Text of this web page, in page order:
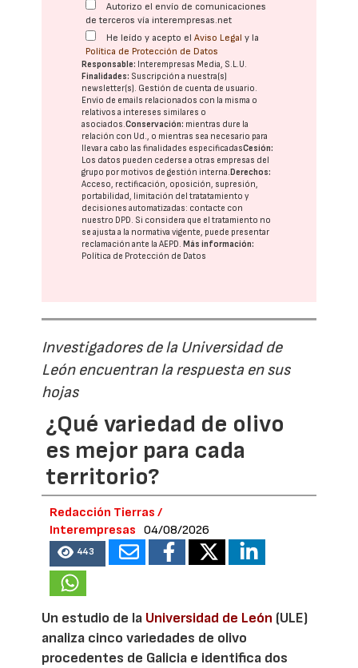
Autorizo el envío de comunicaciones
de terceros vía interempresas.net
He leído y acepto elAviso Legal y la
Política de Protección de Datos
Responsable: Interempresas Media, S.L.U.
Finalidades: Suscripción a nuestra(s)
newsletter(s). Gestión de cuenta de usuario.
Envío de emails relacionados con la misma o
relativos a intereses similares o
asociados.Conservación: mientras dure la
relación con Ud., o mientras sea necesario para
llevar a cabo las finalidades especificadasCesión:
Los datos pueden cederse a otras empresas del
grupo por motivos de gestión interna. Derechos:
Acceso, rectificación, oposición, supresión,
portabilidad, limitación del tratatamiento y
decisiones automatizadas: contacte con
nuestro DPD. Si considera que el tratamiento no
se ajusta a la normativa vigente, puede presentar
reclamación ante laAEPD. Más información:
Política de Protección de Datos
Investigadores de la Universidad de
León encuentran la respuesta en sus
hojas
¿Qué variedad de olivo
es mejor para cada
territorio?
Redacción Tierras /
Interempresas
04/08/2026
443
Un estudio de la Universidad de León (ULE)
analiza cinco variedades de olivo
procedentes de Galicia e identifica dos